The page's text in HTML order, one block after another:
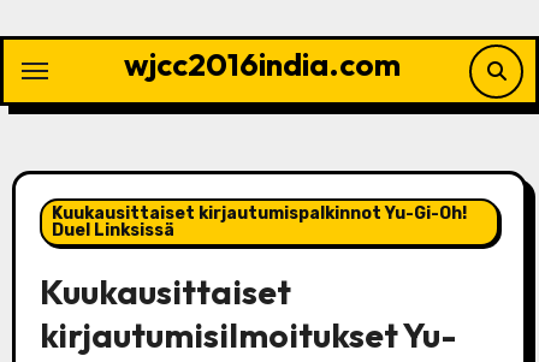
content
wjcc2016india.com
Kuukausittaiset kirjautumispalkinnot Yu-Gi-Oh!
Duel Linksissä
Kuukausittaiset
kirjautumisilmoitukset Yu-